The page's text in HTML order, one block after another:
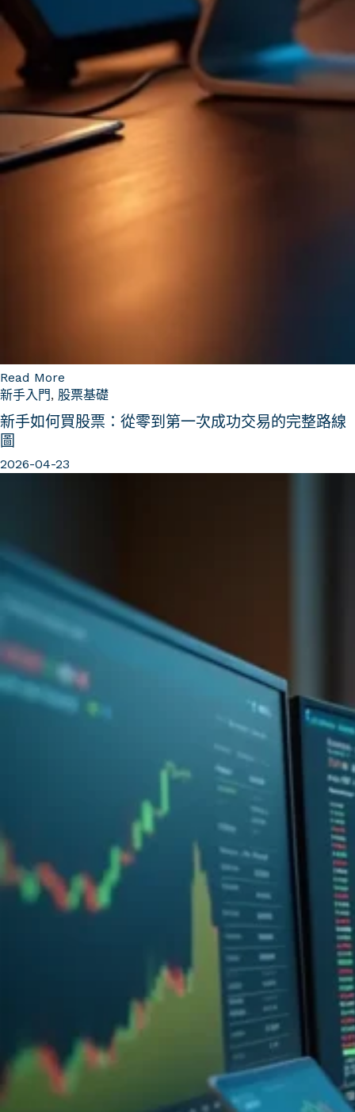
Read More
新手入門, 股票基礎
新手如何買股票：從零到第一次成功交易的完整路線
圖
2026-04-23